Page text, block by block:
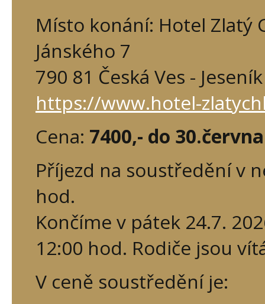
Místo konání: Hotel Zlatý
Jánského 7
790 81 Česká Ves - Jeseník
https://www.hotel-
Cena: 7400,- do
Příjezd na soustředění v
hod.
Končíme v pátek 24.7.
12:00 hod. Rodiče jsou
V ceně soustředění je: